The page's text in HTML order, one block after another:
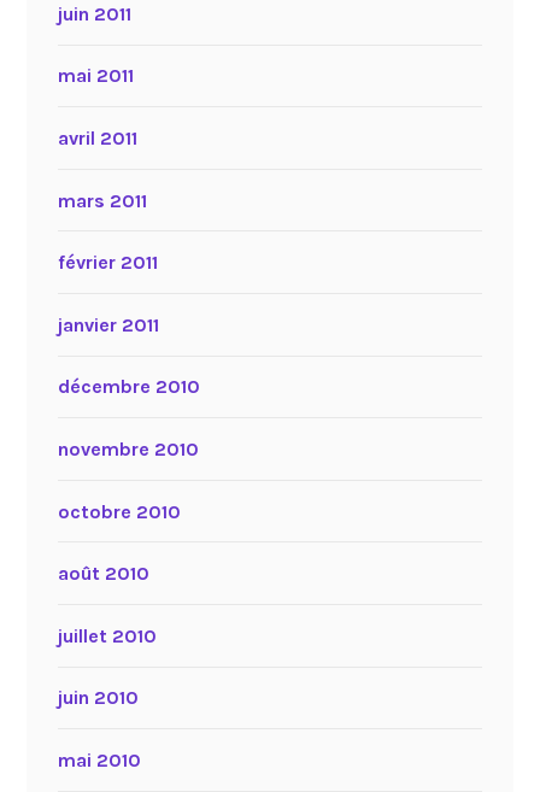
juin 2011
mai 2011
avril 2011
mars 2011
février 2011
janvier 2011
décembre 2010
novembre 2010
octobre 2010
août 2010
juillet 2010
juin 2010
mai 2010